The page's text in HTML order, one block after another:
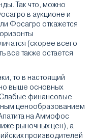
Так что, можно
в аукционе и
Фосагро откажется
(скорее всего
все также остается
то в настоящий
выше основных
Слабые финансовые
ценообразованием
на Аммофос
рыночных цен), а
производителей